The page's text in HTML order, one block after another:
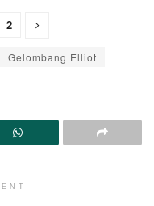
2
Gelombang Elliot